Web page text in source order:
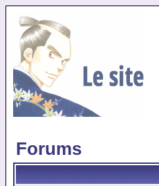
Forums